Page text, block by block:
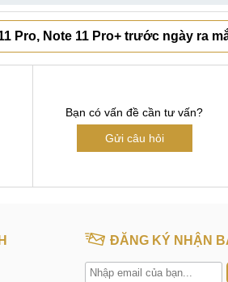
Pro, Note 11 Pro+ trước ngày ra
Bạn có vấn đề cần tư vấn?
Gửi câu hỏi
ĐĂNG KÝ NHẬN